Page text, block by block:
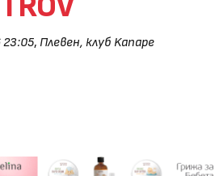
23:05, Плевен, клуб Kanape